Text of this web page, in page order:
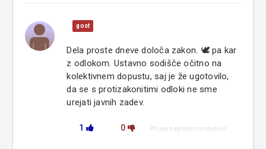
gost
Dela proste dneve določa zakon. 🕊 pa kar
z odlokom. Ustavno sodišče očitno na
kolektivnem dopustu, saj je že ugotovilo,
da se s protizakonitimi odloki ne sme
urejati javnih zadev.
1 0 Prijavi neprimerno vsebino